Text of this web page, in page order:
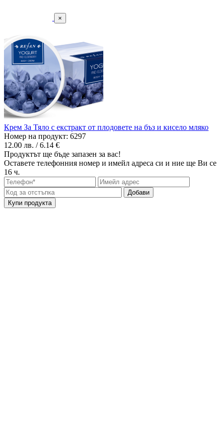
×
Крем За Тяло с екстракт от плодовете на бъз и кисело мляко
Номер на продукт: 6297
12.00 лв. / 6.14 €
Продуктът ще бъде запазен за вас!
Оставете телефонния номер и имейл адреса си и ние ще Ви
16 ч.